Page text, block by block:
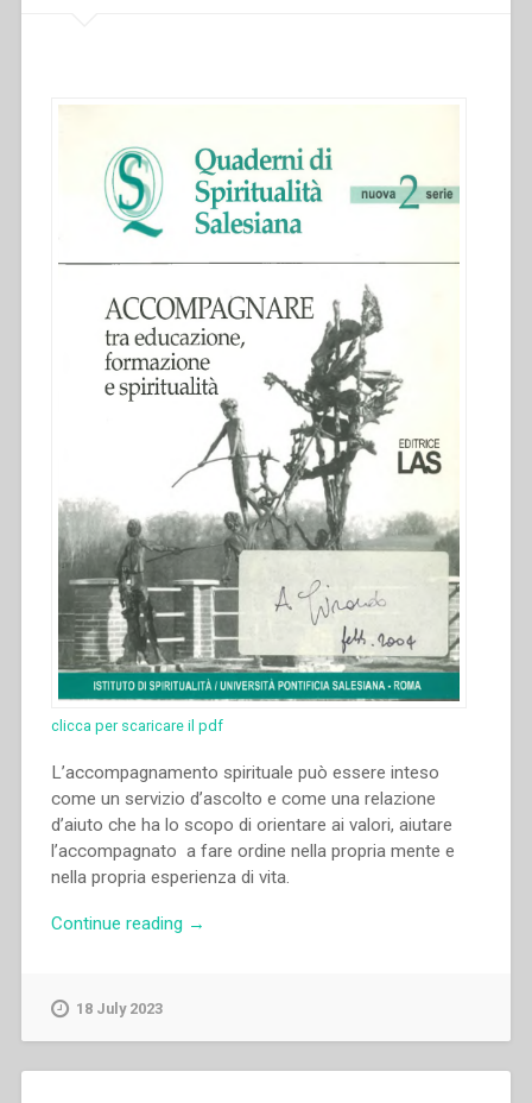
clicca per scaricare il pdf
L’accompagnamento spirituale può essere inteso
come un servizio d’ascolto e come una relazione
d’aiuto che ha lo scopo di orientare ai valori, aiutare
l’accompagnato a fare ordine nella propria mente e
nella propria esperienza di vita.
Continue reading “Mara
→
18 July 2023